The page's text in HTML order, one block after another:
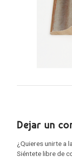
Dejar un
¿Quieres unirte a
Siéntete libre de